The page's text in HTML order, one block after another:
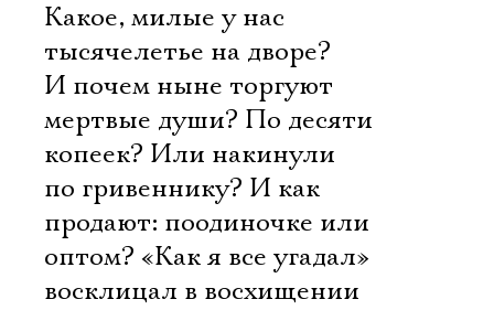
Какое, милые у нас
тысячелетье на дворе?
И почем ныне торгуют
мертвые души? По десяти
копеек? Или накинули
по гривеннику? И как
продают: поодиночке или
оптом? «Как я все угадал» 
восклицал в восхищении